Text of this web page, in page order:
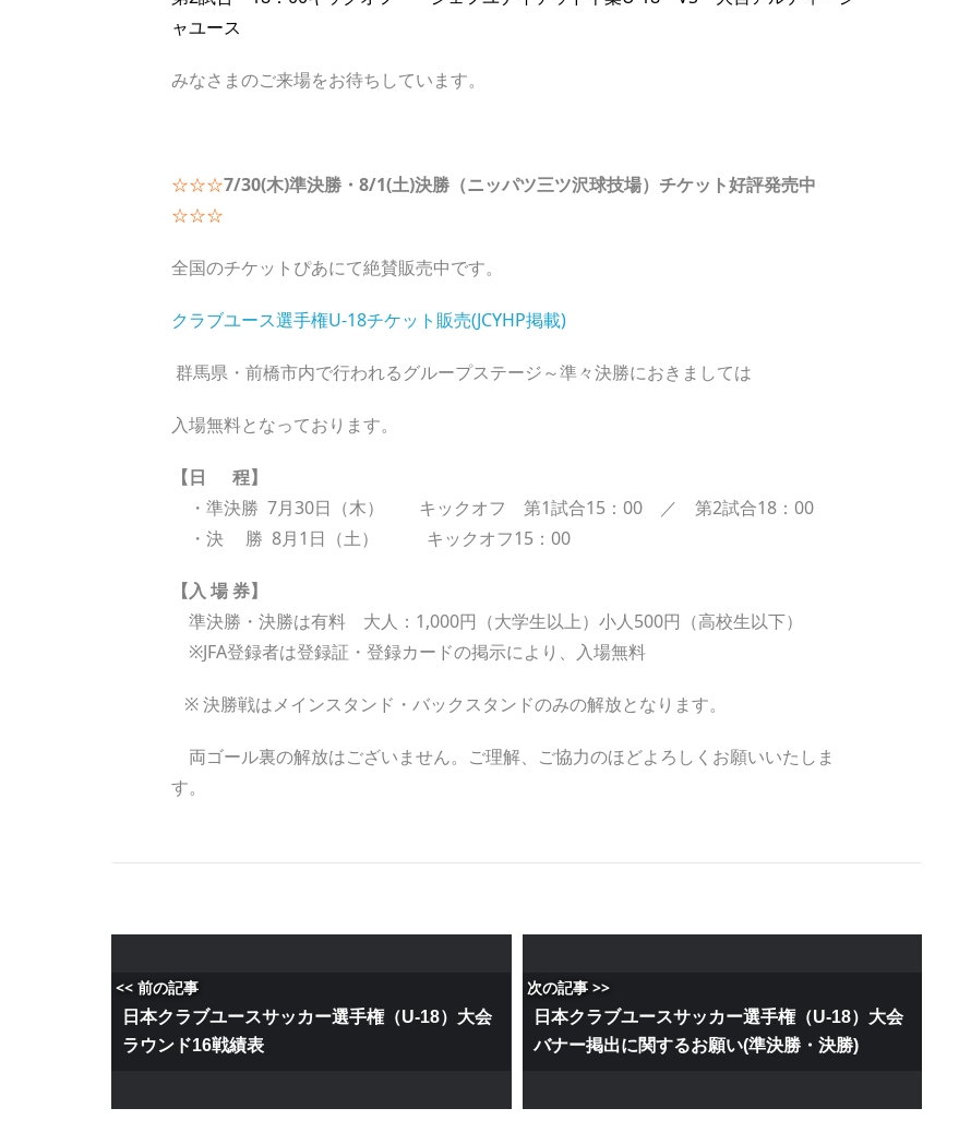
ャユース
みなさまのご来場をお待ちしています。
☆☆☆7/30(木)準決勝・8/1(土)決勝（ニッパツ三ツ沢球技場）チケット好評発売中
☆☆☆
全国のチケットぴあにて絶賛販売中です。
クラブユース選手権U-18チケット販売(JCYHP掲載)
群馬県・前橋市内で行われるグループステージ～準々決勝におきましては
入場無料となっております。
【日 程】
・準決勝 7月30日（木） キックオフ 第1試合15：00 ／ 第2試合18：00
・決 勝 8月1日（土） キックオフ15：00
【入 場 券】
準決勝・決勝は有料 大人：1,000円（大学生以上）小人500円（高校生以下）
※JFA登録者は登録証・登録カードの掲示により、入場無料
※ 決勝戦はメインスタンド・バックスタンドのみの解放となります。
両ゴール裏の解放はございません。ご理解、ご協力のほどよろしくお願いいたしま
す。
<< 前の記事
日本クラブユースサッカー選手権（U-18）大会
ラウンド16戦績表
次の記事 >>
日本クラブユースサッカー選手権（U-18）大会
バナー掲出に関するお願い(準決勝・決勝)